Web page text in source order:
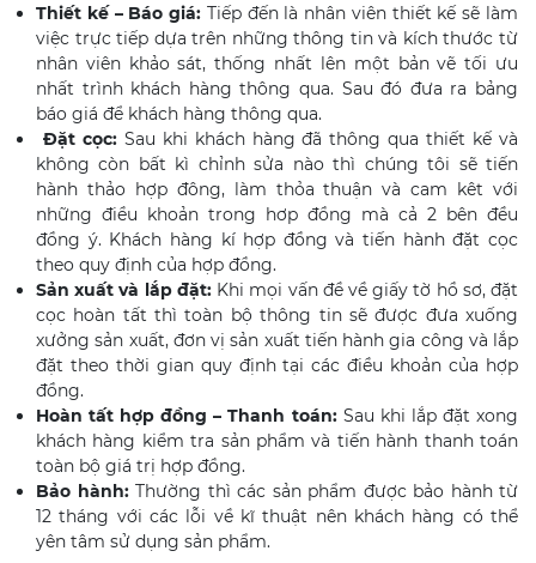
Thiết kế – Báo giá: Tiếp đến là nhân viên thiết kế sẽ làm
việc trực tiếp dựa trên những thông tin và kích thước từ
nhân viên khảo sát, thống nhất lên một bản vẽ tối ưu
nhất trình khách hàng thông qua. Sau đó đưa ra bảng
báo giá để khách hàng thông qua.
Đặt cọc: Sau khi khách hàng đã thông qua thiết kế và
không còn bất kì chỉnh sửa nào thì chúng tôi sẽ tiến
hành thảo hợp đông, làm thỏa thuận và cam kêt với
những điều khoản trong hơp đồng mà cả 2 bên đều
đồng ý. Khách hàng kí hợp đồng và tiến hành đặt cọc
theo quy định của hợp đồng.
Sản xuất và lắp đặt: Khi mọi vấn đề về giấy tờ hồ sơ, đặt
cọc hoàn tất thì toàn bộ thông tin sẽ được đưa xuống
xưởng sản xuất, đơn vị sản xuất tiến hành gia công và lắp
đặt theo thời gian quy định tại các điều khoản của hợp
đồng.
Hoàn tất hợp đồng – Thanh toán: Sau khi lắp đặt xong
khách hàng kiểm tra sản phẩm và tiến hành thanh toán
toàn bộ giá trị hợp đồng.
Bảo hành: Thường thì các sản phẩm được bảo hành từ
12 tháng với các lỗi về kĩ thuật nên khách hàng có thể
yên tâm sử dụng sản phẩm.